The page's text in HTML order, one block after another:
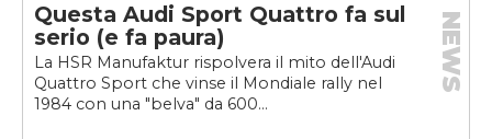
Questa Audi Sport Quattro fa sul
serio (e fa paura)
La HSR Manufaktur rispolvera il mito dell'Audi
Quattro Sport che vinse il Mondiale rally nel
1984 con una "belva" da 600...
NEWS